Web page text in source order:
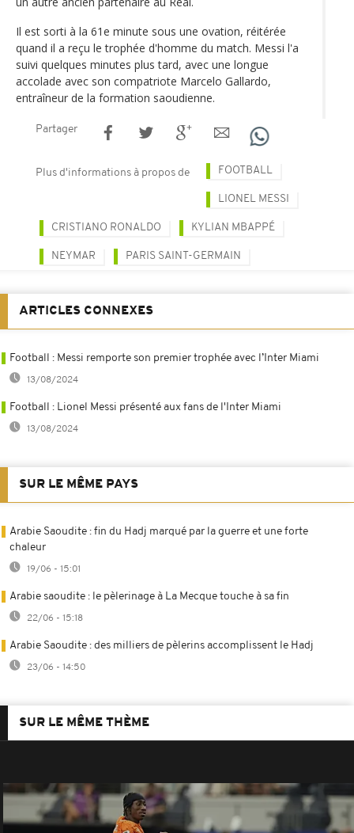
Il est sorti à la 61e minute sous une ovation, réitérée
quand il a reçu le trophée d'homme du match. Messi l'a
suivi quelques minutes plus tard, avec une longue
accolade avec son compatriote Marcelo Gallardo,
entraîneur de la formation saoudienne.
Partager
Plus d'informations à propos de FOOTBALL
LIONEL MESSI
CRISTIANO RONALDO KYLIAN MBAPPÉ
NEYMAR PARIS SAINT-GERMAIN
ARTICLES CONNEXES
Football : Messi remporte son premier trophée avec l’Inter Miami
13/08/2024
Football : Lionel Messi présenté aux fans de l'Inter Miami
13/08/2024
SUR LE MÊME PAYS
Arabie Saoudite : fin du Hadj marqué par la guerre et une forte
chaleur
19/06 - 15:01
Arabie saoudite : le pèlerinage à La Mecque touche à sa fin
22/06 - 15:18
Arabie Saoudite : des milliers de pèlerins accomplissent le Hadj
23/06 - 14:50
SUR LE MÊME THÈME